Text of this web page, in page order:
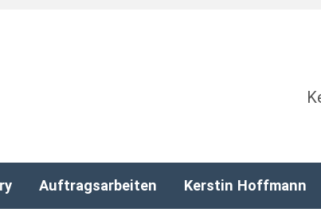
Auftragsarbeiten Kerstin Hoffmann